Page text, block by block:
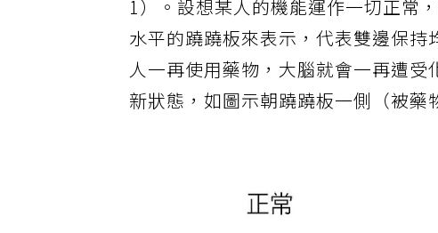
1）。設想某人的機能運作一切正常
水平的蹺蹺板來表示，代表雙邊保
人一再使用藥物，大腦就會一再遭
新狀態，如圖示朝蹺蹺板一側（被